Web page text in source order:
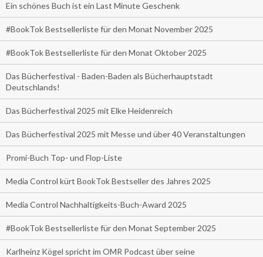
Ein schönes Buch ist ein Last Minute Geschenk
#BookTok Bestsellerliste für den Monat November 2025
#BookTok Bestsellerliste für den Monat Oktober 2025
Das Bücherfestival - Baden-Baden als Bücherhauptstadt
Deutschlands!
Das Bücherfestival 2025 mit Elke Heidenreich
Das Bücherfestival 2025 mit Messe und über 40 Veranstaltungen
Promi-Buch Top- und Flop-Liste
Media Control kürt BookTok Bestseller des Jahres 2025
Media Control Nachhaltigkeits-Buch-Award 2025
#BookTok Bestsellerliste für den Monat September 2025
Karlheinz Kögel spricht im OMR Podcast über seine